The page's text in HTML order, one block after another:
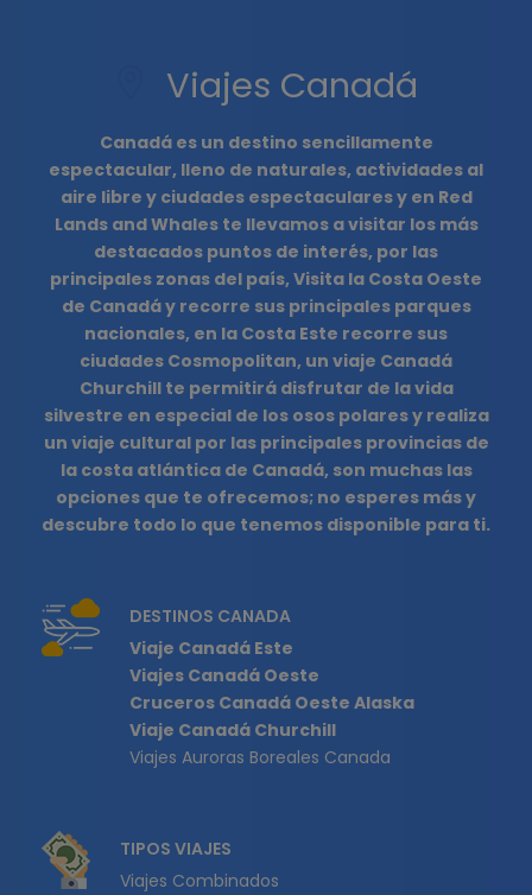
Viajes Canadá
Canadá es un destino sencillamente
espectacular, lleno de naturales, actividades al
aire libre y ciudades espectaculares y en Red
Lands and Whales te llevamos a visitar los más
destacados puntos de interés, por las
principales zonas del país, Visita la Costa Oeste
de Canadá y recorre sus principales parques
nacionales, en la Costa Este recorre sus
ciudades Cosmopolitan, un viaje Canadá
Churchill te permitirá disfrutar de la vida
silvestre en especial de los osos polares y realiza
un viaje cultural por las principales provincias de
la costa atlántica de Canadá, son muchas las
opciones que te ofrecemos; no esperes más y
descubre todo lo que tenemos disponible para ti.
DESTINOS CANADA
Viaje Canadá Este
Viajes Canadá Oeste
Cruceros Canadá Oeste Alaska
Viaje Canadá Churchill
Viajes Auroras Boreales Canada
TIPOS VIAJES
Viajes Combinados